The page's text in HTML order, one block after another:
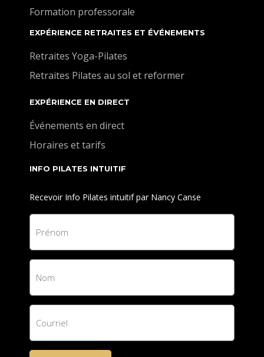
Formation professorale
EXPÉRIENCE RETRAITES ET ÉVÉNEMENTS
Retraites Yoga-Pilates
Retraites Pilates au sol et reformer
EXPÉRIENCE EN DIRECT
Événements en direct
Horaires et tarifs
INFO PILATES INTUITIF
Recevoir Info Pilates intuitif par Nancy Canse